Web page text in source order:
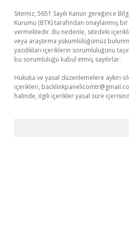
Sitemiz, 5651 Sayılı Kanun gereğince
Kurumu (BTK) tarafından onaylanmış
vermektedir. Bu nedenle, sitedeki
veya araştırma yükümlülüğümüz
yazdıkları içeriklerin sorumluluğunu
bu sorumluluğu kabul etmiş sayılırlar.
Hukuka ve yasal düzenlemelere aykırı
içerikleri,
halinde, ilgili içerikler yasal süre